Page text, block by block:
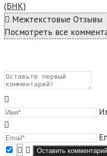
(БНК)
Межтекстовые Отзывы
Посмотреть все